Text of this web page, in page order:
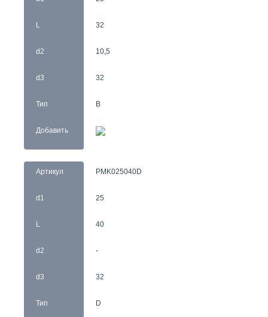
L
d2
d3
Тип
Добавить
32
10,5
32
B
Артикул
d1
L
d2
d3
Тип
PMK025040D
25
40
-
32
D